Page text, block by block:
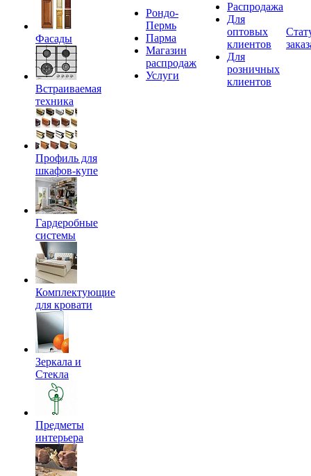
Фасады
Встраиваемая
техника
Профиль для
шкафов-купе
Гардеробные
системы
Комплектующие
для кровати
Зеркала и
Стекла
Предметы
интерьера
Рондо-
Пермь
Парма
Магазин
распродаж
Услуги
Распродажа
Для
оптовых
клиентов
Для
розничных
клиентов